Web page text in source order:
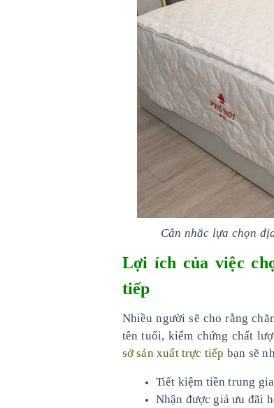
Cân nhắc lựa chọn
Lợi ích của việc
tiếp
Nhiều người sẽ cho rằng
tên tuổi, kiểm chứng chất
sở sản xuất trực tiếp bạn sẽ
Tiết kiệm tiền trung
Nhận được giá ưu đãi